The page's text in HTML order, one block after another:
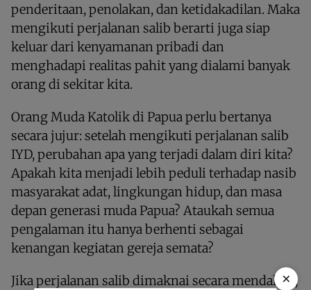
penderitaan, penolakan, dan ketidakadilan. Maka
mengikuti perjalanan salib berarti juga siap
keluar dari kenyamanan pribadi dan
menghadapi realitas pahit yang dialami banyak
orang di sekitar kita.
Orang Muda Katolik di Papua perlu bertanya
secara jujur: setelah mengikuti perjalanan salib
IYD, perubahan apa yang terjadi dalam diri kita?
Apakah kita menjadi lebih peduli terhadap nasib
masyarakat adat, lingkungan hidup, dan masa
depan generasi muda Papua? Ataukah semua
pengalaman itu hanya berhenti sebagai
kenangan kegiatan gereja semata?
Jika perjalanan salib dimaknai secara mendalam,
×